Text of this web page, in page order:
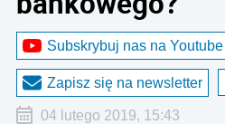
Subskrybuj nas na Youtube
Zapisz się na newsletter
04 lutego 2019, 15:43